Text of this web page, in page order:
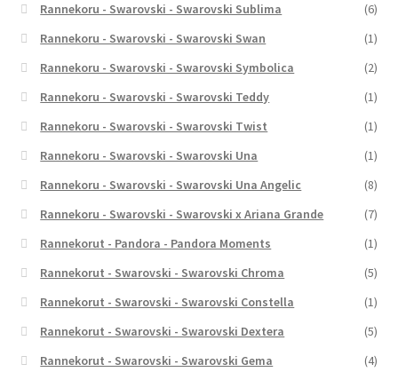
Rannekoru - Swarovski - Swarovski Sublima
(6)
Rannekoru - Swarovski - Swarovski Swan
(1)
Rannekoru - Swarovski - Swarovski Symbolica
(2)
Rannekoru - Swarovski - Swarovski Teddy
(1)
Rannekoru - Swarovski - Swarovski Twist
(1)
Rannekoru - Swarovski - Swarovski Una
(1)
Rannekoru - Swarovski - Swarovski Una Angelic
(8)
Rannekoru - Swarovski - Swarovski x Ariana Grande
(7)
Rannekorut - Pandora - Pandora Moments
(1)
Rannekorut - Swarovski - Swarovski Chroma
(5)
Rannekorut - Swarovski - Swarovski Constella
(1)
Rannekorut - Swarovski - Swarovski Dextera
(5)
Rannekorut - Swarovski - Swarovski Gema
(4)